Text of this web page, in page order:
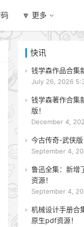
🔽 更多
快讯
钱学森作品合集
July 26, 2026
钱学森著作合集
版！
December 4,
今古传奇-武侠版
September 4,
鲁迅全集：新增
资源！
September 4,
机械设计手册合
原生pdf资源！